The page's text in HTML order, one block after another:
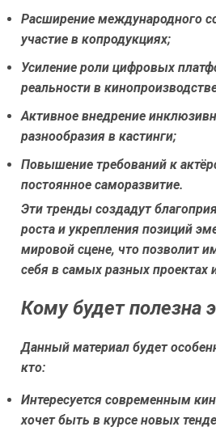
Расширение международного
участие в копродукциях;
Усиление роли цифровых
реальности в
Активное внедрение
разнообразия в кастинги;
Повышение требований к
постоянное саморазвитие.
Эти тренды создадут
роста и укрепления позиций
мировой сцене, что позволит
себя в самых разных проектах
Кому будет полезна
Данный материал будет
кто:
Интересуется современным
хочет быть в курсе новых